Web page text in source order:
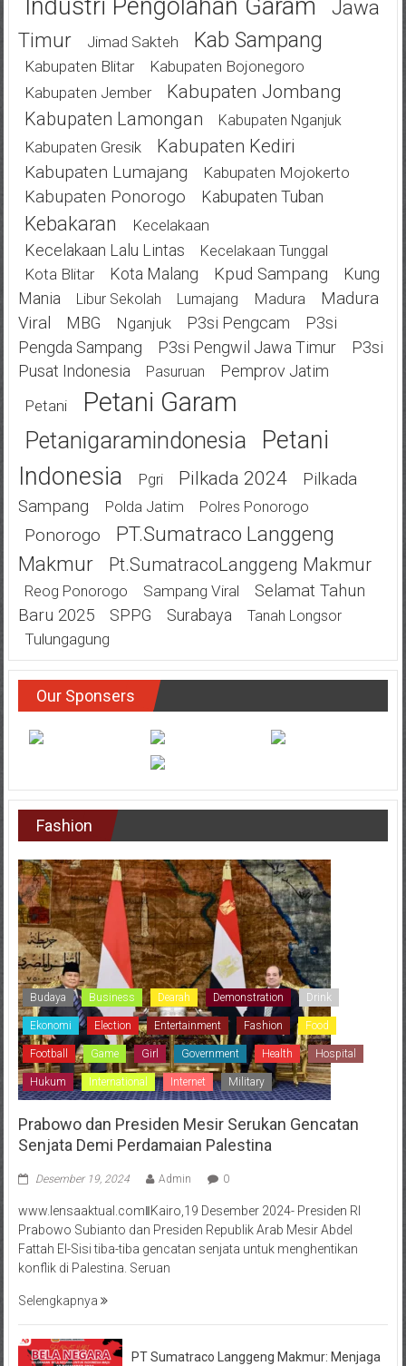
Industri Pengolahan Garam
Jawa
Timur
Jimad Sakteh Kab Sampang
Kabupaten Blitar
Kabupaten Bojonegoro
Kabupaten Jember
Kabupaten Jombang
Kabupaten Lamongan
Kabupaten Nganjuk
Kabupaten Gresik Kabupaten Kediri
Kabupaten Lumajang Kabupaten Mojokerto
Kabupaten Ponorogo Kabupaten Tuban
Kebakaran Kecelakaan
Kecelakaan Lalu Lintas Kecelakaan Tunggal
Kota Blitar Kota Malang Kpud Sampang
Kung
Mania
Libur Sekolah Lumajang Madura
Madura
Viral
MBG Nganjuk P3si Pengcam
P3si
Pengda Sampang
P3si Pengwil Jawa Timur
P3si
Pusat Indonesia
Pasuruan Pemprov Jatim
Petani Petani Garam
Petanigaramindonesia
Petani
Indonesia
Pgri Pilkada 2024
Pilkada
Sampang
Polda Jatim Polres Ponorogo
Ponorogo
PT.Sumatraco Langgeng
Makmur
Pt.SumatracoLanggeng Makmur
Reog Ponorogo Sampang Viral
Selamat Tahun
Baru 2025
SPPG Surabaya Tanah Longsor
Tulungagung
Our Sponsers
Fashion
Budaya Business Dearah Demonstration Drink
Ekonomi Election Entertainment Fashion Food
Football Game Girl Government Health Hospital
Hukum International Internet Military
Prabowo dan Presiden Mesir Serukan Gencatan
Senjata Demi Perdamaian Palestina
Desember 19, 2024 Admin 0
www.lensaaktual.comǁKairo,19 Desember 2024- Presiden RI
Prabowo Subianto dan Presiden Republik Arab Mesir Abdel
Fattah El-Sisi tiba-tiba gencatan senjata untuk menghentikan
konflik di Palestina. Seruan
Selengkapnya
PT Sumatraco Langgeng Makmur: Menjaga